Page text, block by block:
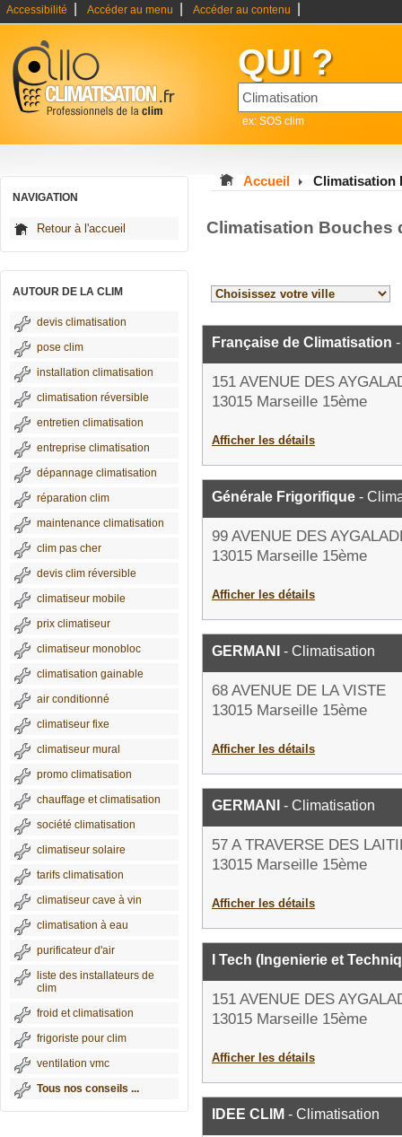
Accessibilité Accéder au menu Accéder au contenu
QUI ?
ex: SOS clim
NAVIGATION
Retour à l'accueil
AUTOUR DE LA CLIM
devis climatisation
pose clim
installation climatisation
climatisation réversible
entretien climatisation
entreprise climatisation
dépannage climatisation
réparation clim
maintenance climatisation
clim pas cher
devis clim réversible
climatiseur mobile
prix climatiseur
climatiseur monobloc
climatisation gainable
air conditionné
climatiseur fixe
climatiseur mural
promo climatisation
chauffage et climatisation
société climatisation
climatiseur solaire
tarifs climatisation
climatiseur cave à vin
climatisation à eau
purificateur d'air
liste des installateurs de
clim
froid et climatisation
frigoriste pour clim
ventilation vmc
Tous nos conseils ...
Accueil Climatisation
Climatisation Bouches
Française de Climatisation
151 AVENUE DES
13015 Marseille 15ème
Afficher les détails
Générale Frigorifique -
99 AVENUE DES
13015 Marseille 15ème
Afficher les détails
GERMANI - Climatisation
68 AVENUE DE LA VISTE
13015 Marseille 15ème
Afficher les détails
GERMANI - Climatisation
57 A TRAVERSE DES
13015 Marseille 15ème
Afficher les détails
I Tech (Ingenierie et
151 AVENUE DES
13015 Marseille 15ème
Afficher les détails
IDEE CLIM - Climatisation